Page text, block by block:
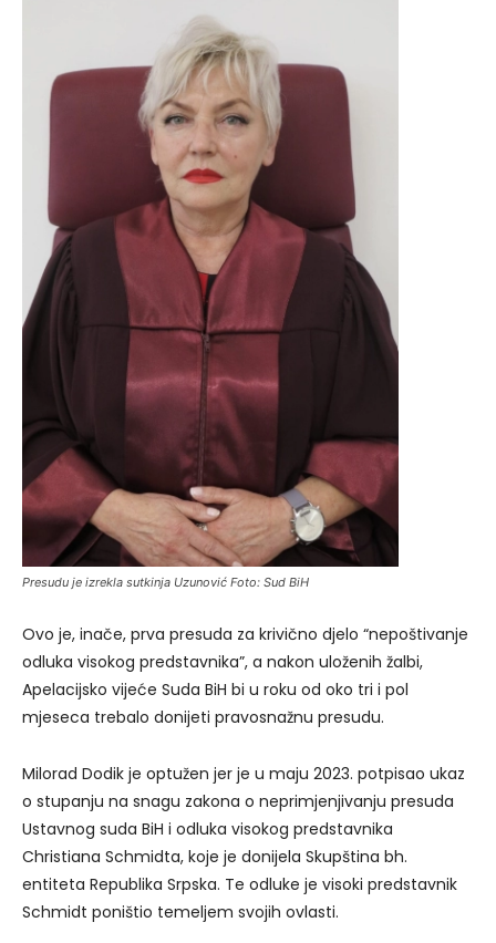
Presudu je izrekla sutkinja Uzunović Foto: Sud BiH
Ovo je, inače, prva presuda za krivično djelo “nepoštivanje
odluka visokog predstavnika”, a nakon uloženih žalbi,
Apelacijsko vijeće Suda BiH bi u roku od oko tri i pol
mjeseca trebalo donijeti pravosnažnu presudu.
Milorad Dodik je optužen jer je u maju 2023. potpisao ukaz
o stupanju na snagu zakona o neprimjenjivanju presuda
Ustavnog suda BiH i odluka visokog predstavnika
Christiana Schmidta, koje je donijela Skupština bh.
entiteta Republika Srpska. Te odluke je visoki predstavnik
Schmidt poništio temeljem svojih ovlasti.